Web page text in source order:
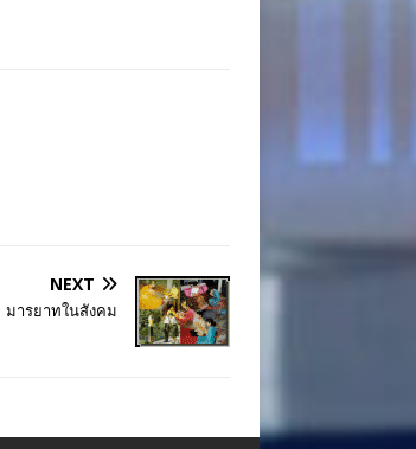
NEXT
มารยาทในสังคม